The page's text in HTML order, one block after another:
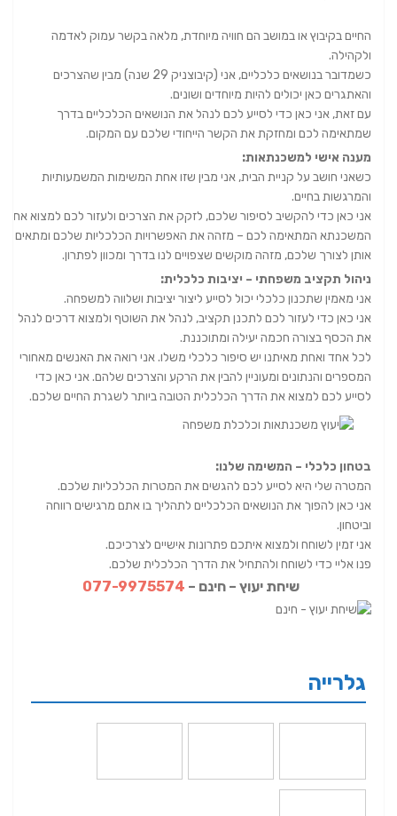
החיים בקיבוץ או במושב הם חוויה מיוחדת, מלאה בקשר עמוק לאדמה
ולקהילה.
כשמדובר בנושאים כלכליים, אני (קיבוצניק 29 שנה) מבין שהצרכים
והאתגרים כאן יכולים להיות מיוחדים ושונים.
עם זאת, אני כאן כדי לסייע לכם לנהל את הנושאים הכלכליים בדרך
שמתאימה לכם ומחזקת את הקשר הייחודי שלכם עם המקום.
מענה אישי למשכנתאות:
כשאני חושב על קניית הבית, אני מבין שזו אחת המשימות המשמעותיות
והמרגשות בחיים.
אני כאן כדי להקשיב לסיפור שלכם, לזקק את הצרכים ולעזור לכם למצוא את
המשכנתא המתאימה לכם – מזהה את האפשרויות הכלכליות שלכם ומתאים
אותן לצורך שלכם, מזהה מוקשים שצפויים לנו בדרך ומכוון לפתרון.
ניהול תקציב משפחתי – יציבות כלכלית:
אני מאמין שתכנון כלכלי יכול לסייע ליצור יציבות ושלווה למשפחה.
אני כאן כדי לעזור לכם לתכנן תקציב, לנהל את השוטף ולמצוא דרכים לנהל
את הכסף בצורה חכמה יעילה ומתוכננת.
לכל אחד ואחת מאיתנו יש סיפור כלכלי משלו. אני רואה את האנשים מאחורי
המספרים והנתונים ומעוניין להבין את הרקע והצרכים שלהם. אני כאן כדי
לסייע לכם למצוא את הדרך הכלכלית הטובה ביותר לשגרת החיים שלכם.
בטחון כלכלי – המשימה שלנו:
המטרה שלי היא לסייע לכם להגשים את המטרות הכלכליות שלכם.
אני כאן להפוך את הנושאים הכלכליים לתהליך בו אתם מרגישים רווחה
וביטחון.
אני זמין לשוחח ולמצוא איתכם פתרונות אישיים לצרכיכם.
פנו אליי כדי לשוחח ולהתחיל את הדרך הכלכלית שלכם.
שיחת יעוץ – חינם – 077-9975574
גלרייה